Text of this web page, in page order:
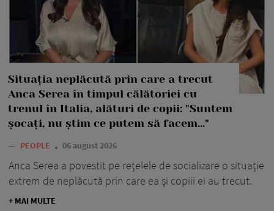
Situația neplăcută prin care a trecut
Anca Serea în timpul călătoriei cu
trenul în Italia, alături de copii: "Suntem
șocați, nu știm ce putem să facem..."
— PEOPLE 06 august 2026
Anca Serea a povestit pe rețelele de socializare o situație
extrem de neplăcută prin care ea și copiii ei au trecut.
+ MAI MULTE